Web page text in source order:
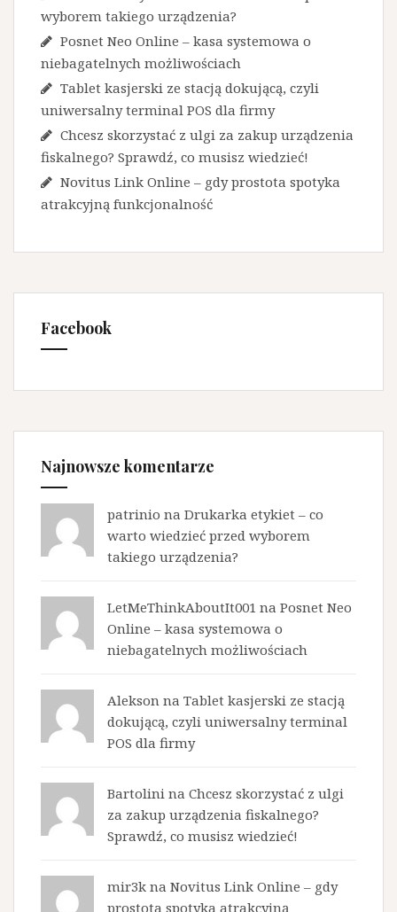
wyborem takiego urządzenia?
Posnet Neo Online – kasa systemowa o
niebagatelnych możliwościach
Tablet kasjerski ze stacją dokującą, czyli
uniwersalny terminal POS dla firmy
Chcesz skorzystać z ulgi za zakup urządzenia
fiskalnego? Sprawdź, co musisz wiedzieć!
Novitus Link Online – gdy prostota spotyka
atrakcyjną funkcjonalność
Facebook
Najnowsze komentarze
patrinio na Drukarka etykiet – co
warto wiedzieć przed wyborem
takiego urządzenia?
LetMeThinkAboutIt001 na Posnet Neo
Online – kasa systemowa o
niebagatelnych możliwościach
Alekson na Tablet kasjerski ze stacją
dokującą, czyli uniwersalny terminal
POS dla firmy
Bartolini na Chcesz skorzystać z ulgi
za zakup urządzenia fiskalnego?
Sprawdź, co musisz wiedzieć!
mir3k na Novitus Link Online – gdy
prostota spotyka atrakcyjną